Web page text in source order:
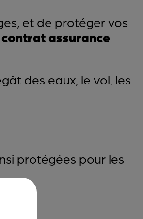
et de protéger vos
contrat assurance
des eaux, le vol, les
protégées pour les